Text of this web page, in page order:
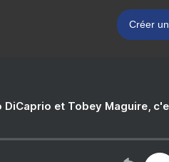
Créer
DiCaprio et Tobey Maguire,